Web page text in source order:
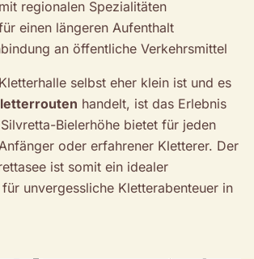
regionalen Spezialitäten
einen längeren Aufenthalt
an öffentliche Verkehrsmittel
selbst eher klein ist und es
handelt, ist das Erlebnis
Bielerhöhe bietet für jeden
oder erfahrener Kletterer. Der
ist somit ein idealer
unvergessliche Kletterabenteuer in